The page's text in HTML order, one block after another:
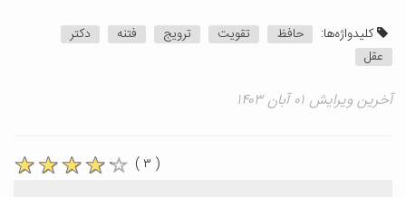
کلیدواژه‌ها: حافظ تقویت ترویج فتنه
دکتر
عقل
آخرین ویرایش ۰۱ آبان ۱۴۰۳
( ۳ )